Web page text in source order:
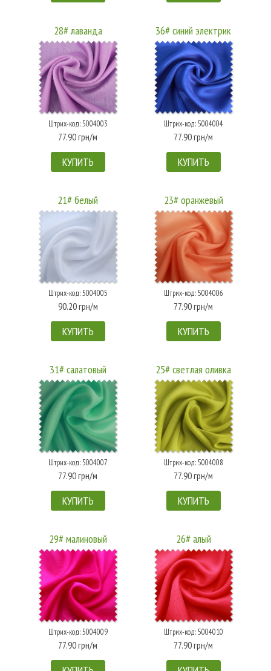
28# лаванда
Штрих-код: 5004003
77.90 грн/м
КУПИТЬ
36# синий электрик
Штрих-код: 5004004
77.90 грн/м
КУПИТЬ
21# белый
Штрих-код: 5004005
90.20 грн/м
КУПИТЬ
23# оранжевый
Штрих-код: 5004006
77.90 грн/м
КУПИТЬ
31# салатовый
Штрих-код: 5004007
77.90 грн/м
КУПИТЬ
25# светлая оливка
Штрих-код: 5004008
77.90 грн/м
КУПИТЬ
29# малиновый
Штрих-код: 5004009
77.90 грн/м
26# алый
Штрих-код: 5004010
77.90 грн/м